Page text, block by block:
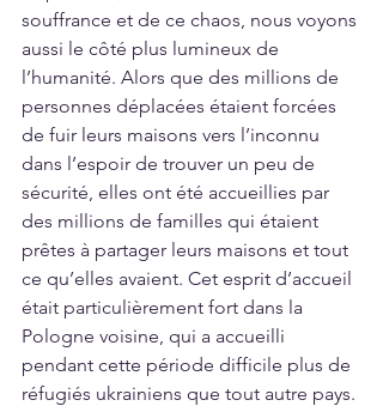
souffrance et de ce chaos, nous voyons
aussi le côté plus lumineux de
l’humanité. Alors que des millions de
personnes déplacées étaient forcées
de fuir leurs maisons vers l’inconnu
dans l’espoir de trouver un peu de
sécurité, elles ont été accueillies par
des millions de familles qui étaient
prêtes à partager leurs maisons et tout
ce qu’elles avaient. Cet esprit d’accueil
était particulièrement fort dans la
Pologne voisine, qui a accueilli
pendant cette période difficile plus de
réfugiés ukrainiens que tout autre pays.